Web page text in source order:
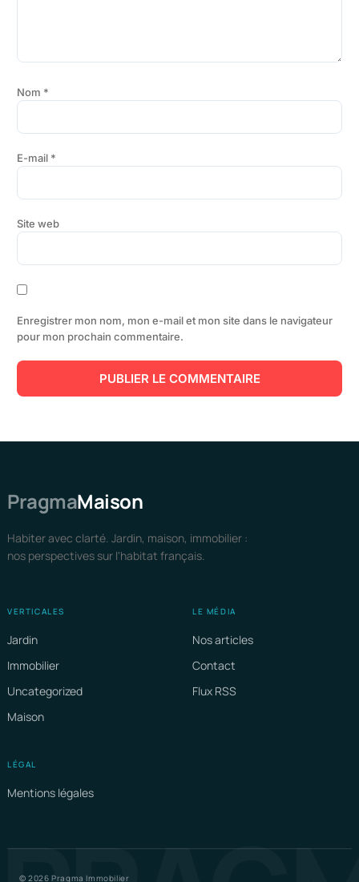
Nom *
E-mail *
Site web
Enregistrer mon nom, mon e-mail et mon site dans le navigateur
pour mon prochain commentaire.
PragmaMaison
Habiter avec clarté. Jardin, maison, immobilier :
nos perspectives sur l'habitat français.
VERTICALES
Jardin
Immobilier
Uncategorized
Maison
LE MÉDIA
Nos articles
Contact
Flux RSS
LÉGAL
Mentions légales
© 2026 Pragma Immobilier